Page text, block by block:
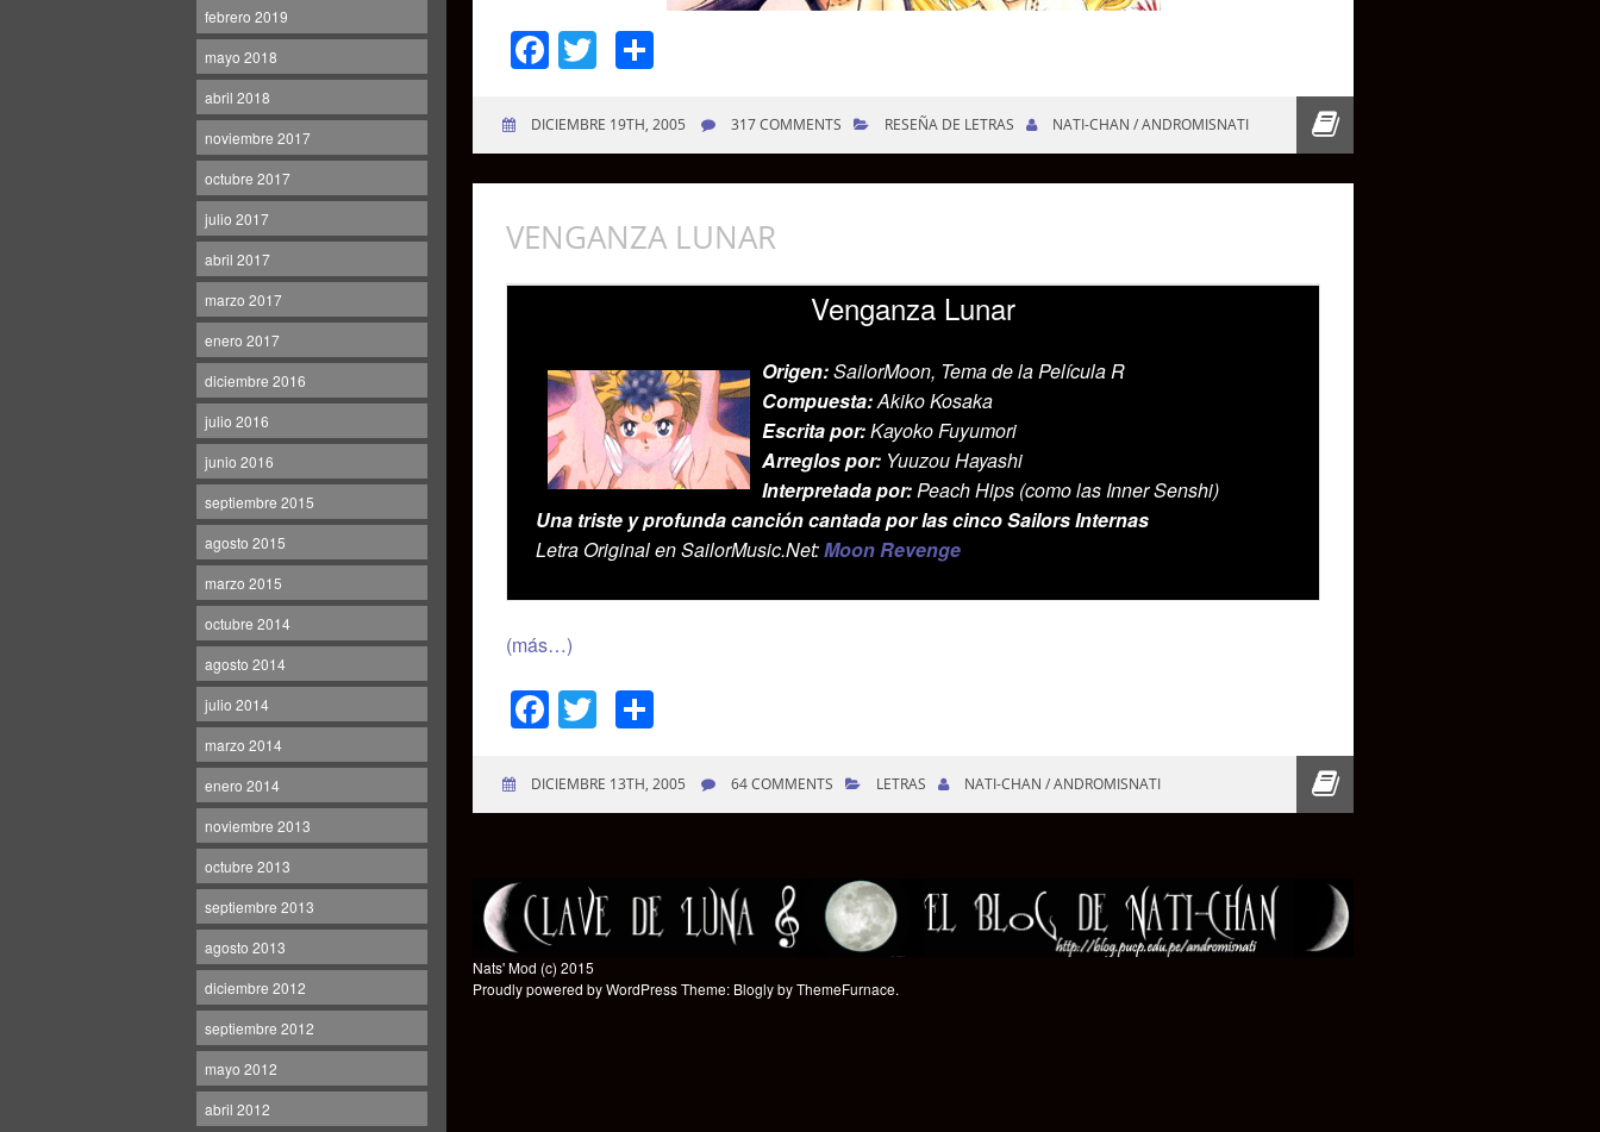
febrero 2019
mayo 2018
abril 2018
noviembre 2017
octubre 2017
julio 2017
abril 2017
marzo 2017
enero 2017
diciembre 2016
julio 2016
junio 2016
septiembre 2015
agosto 2015
marzo 2015
octubre 2014
agosto 2014
julio 2014
marzo 2014
enero 2014
noviembre 2013
octubre 2013
septiembre 2013
agosto 2013
diciembre 2012
septiembre 2012
mayo 2012
abril 2012
Facebook
Twitter
DICIEMBRE 19TH, 2005 317 COMMENTS RESEÑA DE LETRAS NATI-CHAN / ANDROMISNATI
VENGANZA LUNAR
Venganza Lunar
Origen:SailorMoon, Tema de la Película R
Compuesta:Akiko Kosaka
Escrita por:Kayoko Fuyumori
Arreglos por: Yuuzou Hayashi
Interpretada por:Peach Hips (como las Inner Senshi)
Una triste y profunda canción cantada por las cinco Sailors Internas
Letra Original en SailorMusic.Net:Moon Revenge
(más…)
Facebook
Twitter
DICIEMBRE 13TH, 2005 64 COMMENTS LETRAS NATI-CHAN / ANDROMISNATI
Nats' Mod (c) 2015
Proudly powered by WordPressTheme: Blogly byThemeFurnace.